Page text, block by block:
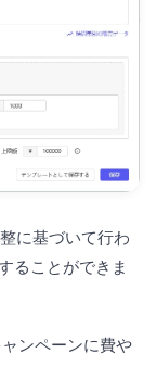
に基づいて行わ
ることができま
ンペーンに費や